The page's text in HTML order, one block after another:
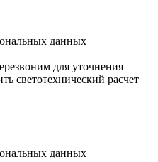
данных
для уточнения
светотехнический расчет
данных